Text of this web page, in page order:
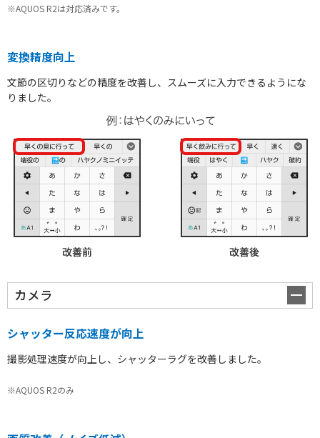
※AQUOS R2は対応済みです。
変換精度向上
文節の区切りなどの精度を改善し、スムーズに入力できるようにな
りました。
カメラ
シャッター反応速度が向上
撮影処理速度が向上し、シャッターラグを改善しました。
※AQUOS R2のみ